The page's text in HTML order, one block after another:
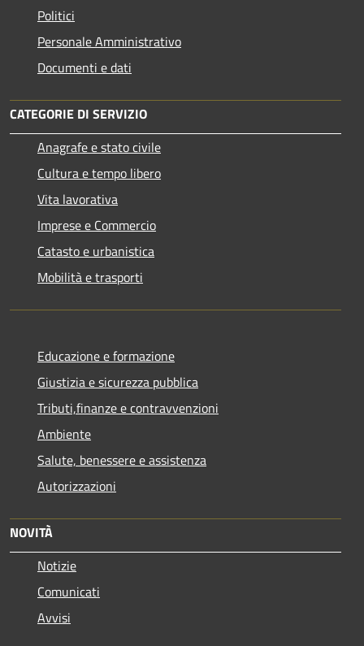
Politici
Personale Amministrativo
Documenti e dati
CATEGORIE DI SERVIZIO
Anagrafe e stato civile
Cultura e tempo libero
Vita lavorativa
Imprese e Commercio
Catasto e urbanistica
Mobilità e trasporti
Educazione e formazione
Giustizia e sicurezza pubblica
Tributi,finanze e contravvenzioni
Ambiente
Salute, benessere e assistenza
Autorizzazioni
NOVITÀ
Notizie
Comunicati
Avvisi